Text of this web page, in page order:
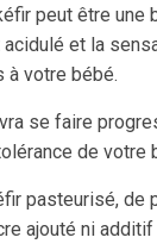
peut être une
et la
votre bébé.
se faire
de votre
pasteurisé, de
ajouté ni